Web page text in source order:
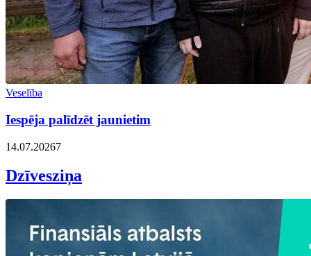
Veselība
Iespēja palīdzēt jaunietim
14.07.20267
Dzīvesziņa